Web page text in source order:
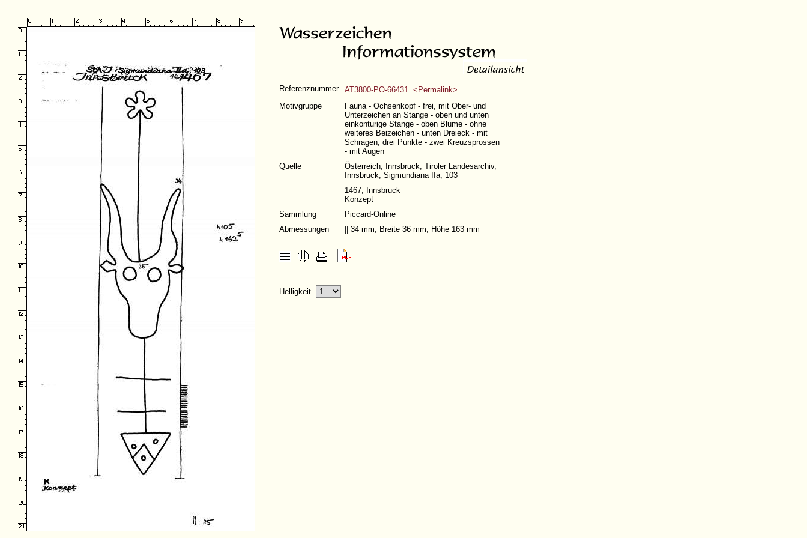
Referenznummer
AT3800-PO-66431 <Permalink>
Motivgruppe
Fauna - Ochsenkopf - frei, mit Ober- und
Unterzeichen an Stange - oben und unten
einkonturige Stange - oben Blume - ohne
weiteres Beizeichen - unten Dreieck - mit
Schragen, drei Punkte - zwei Kreuzsprossen
- mit Augen
Quelle
Österreich, Innsbruck, Tiroler Landesarchiv,
Innsbruck, Sigmundiana IIa, 103
1467, Innsbruck
Konzept
Sammlung
Piccard-Online
Abmessungen
|| 34 mm, Breite 36 mm, Höhe 163 mm
Helligkeit